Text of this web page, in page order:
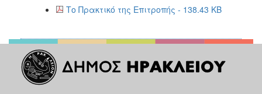
Το Πρακτικό της Επιτροπής - 138.43 KB